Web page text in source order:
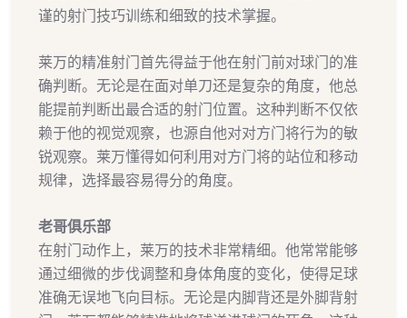
谨的射门技巧训练和细致的技术掌握。
莱万的精准射门首先得益于他在射门前对球门的准
确判断。无论是在面对单刀还是复杂的角度，他总
能提前判断出最合适的射门位置。这种判断不仅依
赖于他的视觉观察，也源自他对对方门将行为的敏
锐观察。莱万懂得如何利用对方门将的站位和移动
规律，选择最容易得分的角度。
老哥俱乐部
在射门动作上，莱万的技术非常精细。他常常能够
通过细微的步伐调整和身体角度的变化，使得足球
准确无误地飞向目标。无论是内脚背还是外脚背射